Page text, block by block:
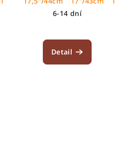
6-14 dní
Detail